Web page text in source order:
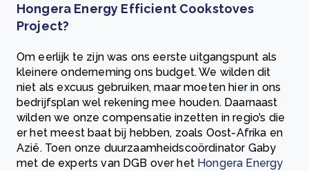
Hongera Energy Efficient Cookstoves
Project?
Om eerlijk te zijn was ons eerste uitgangspunt als
kleinere onderneming ons budget. We wilden dit
niet als excuus gebruiken, maar moeten hier in ons
bedrijfsplan wel rekening mee houden. Daarnaast
wilden we onze compensatie inzetten in regio’s die
er het meest baat bij hebben, zoals Oost-Afrika en
Azië. Toen onze duurzaamheidscoördinator Gaby
met de experts van DGB over het Hongera Energy